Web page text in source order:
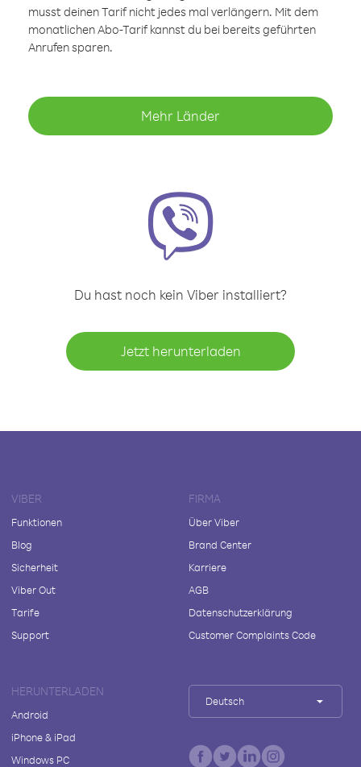
musst deinen Tarif nicht jedes mal verlängern. Mit dem
monatlichen Abo-Tarif kannst du bei bereits geführten
Anrufen sparen.
Mehr Länder
Du hast noch kein Viber installiert?
Jetzt herunterladen
VIBER
Funktionen
Blog
Sicherheit
Viber Out
Tarife
Support
FIRMA
Über Viber
Brand Center
Karriere
AGB
Datenschutzerklärung
Customer Complaints Code
HERUNTERLADEN
Android
iPhone & iPad
Windows PC
Deutsch